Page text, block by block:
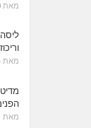
מאת
מאת
מאת